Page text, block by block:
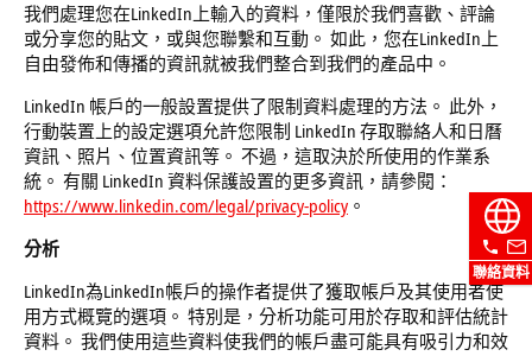
聯絡資料
我們處理您在LinkedIn上輸入的資料，僅限於我們喜歡、評論
或分享您的貼文，或與您聯繫和互動。 如此，您在LinkedIn上
自由發佈和傳播的資訊就被我們整合到我們的產品中。
LinkedIn 帳戶的一般設置提供了限制資料處理的方法。 此外，
行動裝置上的設定選項允許您限制 LinkedIn 存取聯絡人和日曆
資訊、照片、位置資訊等。 不過，這取決於所使用的作業系
統。 有關 LinkedIn 資料保護設置的更多資訊，請參閱：
https://www.linkedin.com/legal/privacy-policy 。
分析
LinkedIn為LinkedIn帳戶的操作者提供了獲取帳戶及其使用者使
用方式概覽的選項。 特別是，分析功能可用於存取和評估統計
資料。 我們使用這些資料使我們的帳戶盡可能具有吸引力和效